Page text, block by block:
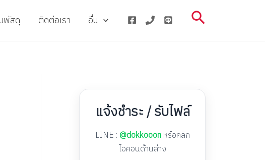
พัสดุ ติดต่อเรา อื่น Search
แจ้งชำระ / รับไฟล์
LINE : @dokkooonหรือคลิก
ไอคอนด้านล่าง